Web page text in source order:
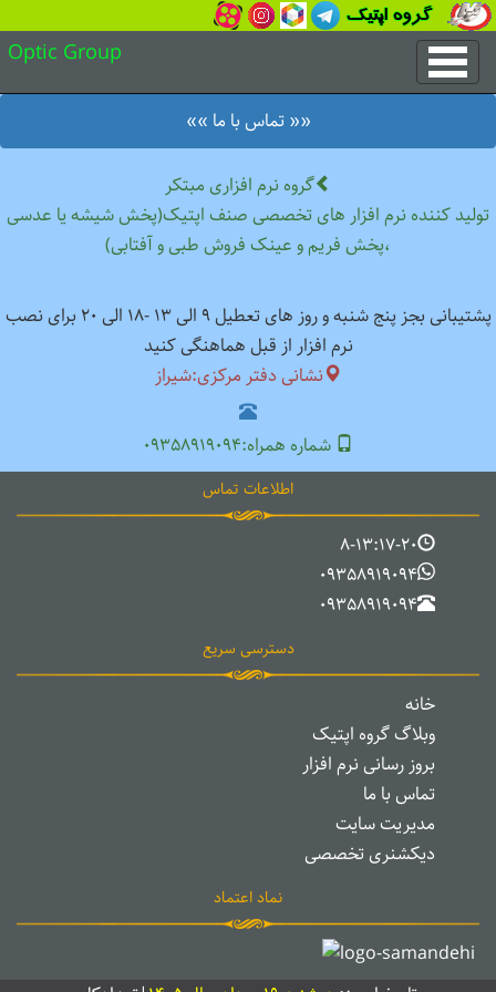
Optic Group
«« تماس با ما »»
گروه نرم افزاری مبتکر
تولید کننده نرم افزار های تخصصی صنف اپتیک(پخش شیشه یا عدسی
،پخش فریم و عینک فروش طبی و آفتابی)
پشتیبانی بجز پنج شنبه و روز های تعطیل 9 الی 13 -18 الی 20 برای نصب
نرم افزار از قبل هماهنگی کنید
نشانی دفتر مرکزی:شیراز
شماره همراه:09358919094
اطلاعات تماس
8-13:17-20
09358919094
09358919094
دسترسی سریع
خانه
وبلاگ گروه اپتیک
بروز رسانی نرم افزار
تماس با ما
مدیریت سایت
دیکشنری تخصصی
نماد اعتماد